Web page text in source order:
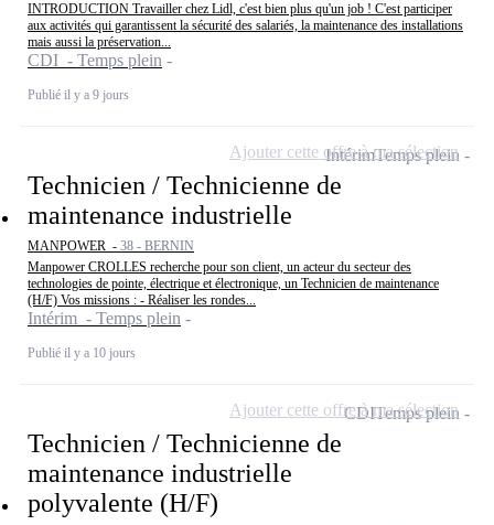
INTRODUCTION Travailler chez Lidl, c'est bien plus qu'un job ! C'est participer
aux activités qui garantissent la sécurité des salariés, la maintenance des installations
mais aussi la préservation...
CDI - Temps plein
Publié il y a 9 jours
Technicien / Technicienne de
maintenance industrielle
MANPOWER - 38 - BERNIN
Manpower CROLLES recherche pour son client, un acteur du secteur des
technologies de pointe, électrique et électronique, un Technicien de maintenance
(H/F) Vos missions : - Réaliser les rondes...
Intérim - Temps plein
Publié il y a 10 jours
IntérimTemps plein
Ajouter cette offre à ma sélection
Technicien / Technicienne de
maintenance industrielle
polyvalente (H/F)
CDITemps plein
Ajouter cette offre à ma sélection